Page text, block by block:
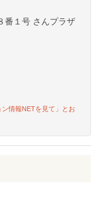
番１号 さんプラザ
情報NETを見て」とお